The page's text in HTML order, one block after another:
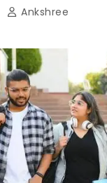
Ankshree